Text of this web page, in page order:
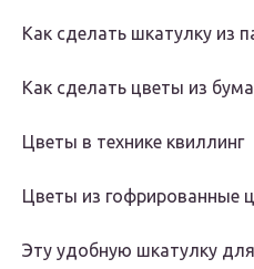
Как сделать шкатулку из
Как сделать цветы из
Цветы в технике квиллинг
Цветы из гофрированные
Эту удобную шкатулку